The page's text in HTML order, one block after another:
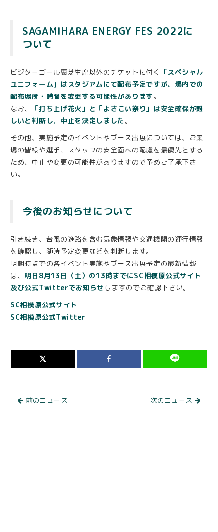
SAGAMIHARA ENERGY FES 2022に
ついて
ビジターゴール裏芝生席以外のチケットに付く
「スペシャル
ユニフォーム」はスタジアムにて配布予定ですが、場内での
配布場所・時間を変更する可能性があります。
なお、
「打ち上げ花火」と「よさこい祭り」は安全確保が難
しいと判断し、中止を決定しました。
その他、実施予定のイベントやブース出展については、ご来
場の皆様や選手、スタッフの安全面への配慮を最優先とする
ため、中止や変更の可能性がありますので予めご了承下さ
い。
今後のお知らせについて
引き続き、台風の進路を含む気象情報や交通機関の運行情報
を確認し、随時予定変更などを判断します。
明朝時点での各イベント実施やブース出展予定の最新情報
は、 明日8月13日（土）の13時までにSC相模原公式サイト
及び公式Twitterでお知らせ しますのでご確認下さい。
SC相模原公式サイト
SC相模原公式Twitter
前のニュース 次のニュース